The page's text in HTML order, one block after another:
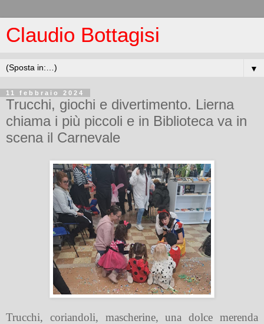
Claudio Bottagisi
▼
11 febbraio 2024
Trucchi, giochi e divertimento. Lierna
chiama i più piccoli e in Biblioteca va in
scena il Carnevale
Trucchi, coriandoli, mascherine, una dolce merenda